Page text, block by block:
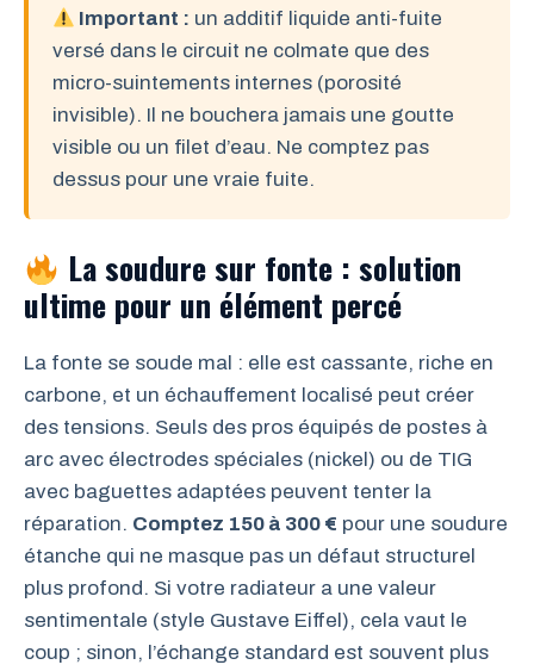
Important : un additif liquide anti-fuite
versé dans le circuit ne colmate que des
micro-suintements internes (porosité
invisible). Il ne bouchera jamais une goutte
visible ou un filet d’eau. Ne comptez pas
dessus pour une vraie fuite.
La soudure sur fonte : solution
ultime pour un élément percé
La fonte se soude mal : elle est cassante, riche en
carbone, et un échauffement localisé peut créer
des tensions. Seuls des pros équipés de postes à
arc avec électrodes spéciales (nickel) ou de TIG
avec baguettes adaptées peuvent tenter la
réparation. Comptez 150 à 300 € pour une soudure
étanche qui ne masque pas un défaut structurel
plus profond. Si votre radiateur a une valeur
sentimentale (style Gustave Eiffel), cela vaut le
coup ; sinon, l’échange standard est souvent plus